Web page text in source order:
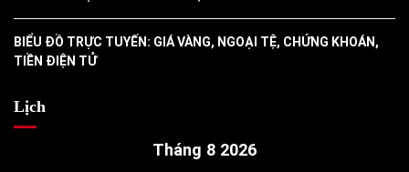
BIỂU ĐỒ TRỰC TUYẾN: GIÁ VÀNG, NGOẠI TỆ, CHỨNG KHOÁN,
TIỀN ĐIỆN TỬ
Lịch
Tháng 8 2026